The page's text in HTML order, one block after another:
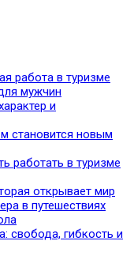
работа в туризме
мужчин
и
становится новым
работать в туризме
открывает мир
в путешествиях
свобода, гибкость и